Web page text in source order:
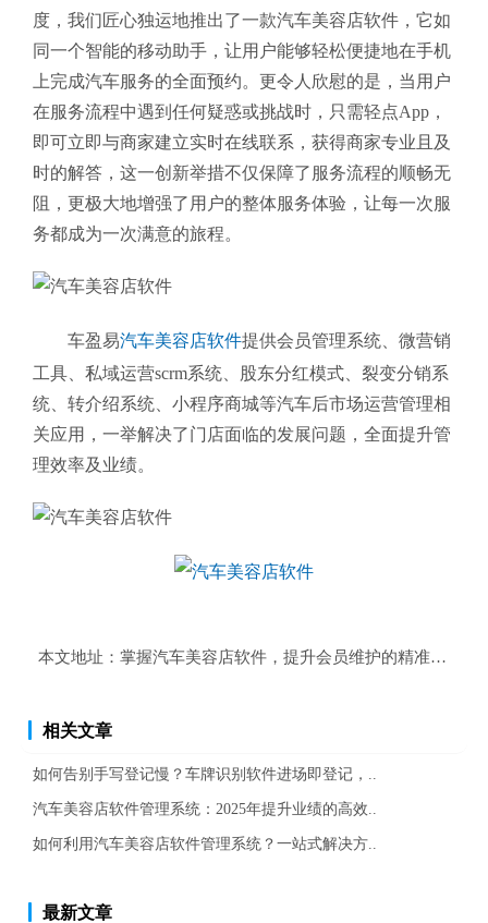
度，我们匠心独运地推出了一款汽车美容店软件，它如
同一个智能的移动助手，让用户能够轻松便捷地在手机
上完成汽车服务的全面预约。更令人欣慰的是，当用户
在服务流程中遇到任何疑惑或挑战时，只需轻点App，
即可立即与商家建立实时在线联系，获得商家专业且及
时的解答，这一创新举措不仅保障了服务流程的顺畅无
阻，更极大地增强了用户的整体服务体验，让每一次服
务都成为一次满意的旅程。
车盈易汽车美容店软件提供会员管理系统、微营销
工具、私域运营scrm系统、股东分红模式、裂变分销系
统、转介绍系统、小程序商城等汽车后市场运营管理相
关应用，一举解决了门店面临的发展问题，全面提升管
理效率及业绩。
本文地址： 掌握汽车美容店软件，提升会员维护的精准度与效
相关文章
如何告别手写登记慢？车牌识别软件进场即登记，..
汽车美容店软件管理系统：2025年提升业绩的高效..
如何利用汽车美容店软件管理系统？一站式解决方..
最新文章